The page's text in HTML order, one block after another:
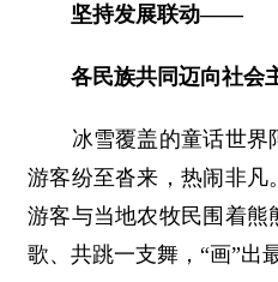
坚持发展联动——
各民族共同迈向社会
冰雪覆盖的童话世界
游客纷至沓来，热闹非凡
游客与当地农牧民围着
歌、共跳一支舞，“画”出